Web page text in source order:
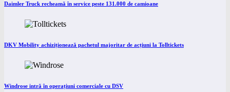
Daimler Truck recheamă în service peste 131.000 de camioane
DKV Mobility achiziționează pachetul majoritar de acțiuni la Tolltickets
Windrose intră în operațiuni comerciale cu DSV